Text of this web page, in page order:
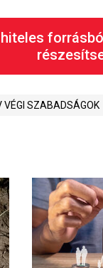
VÉGI SZABADSÁGOK